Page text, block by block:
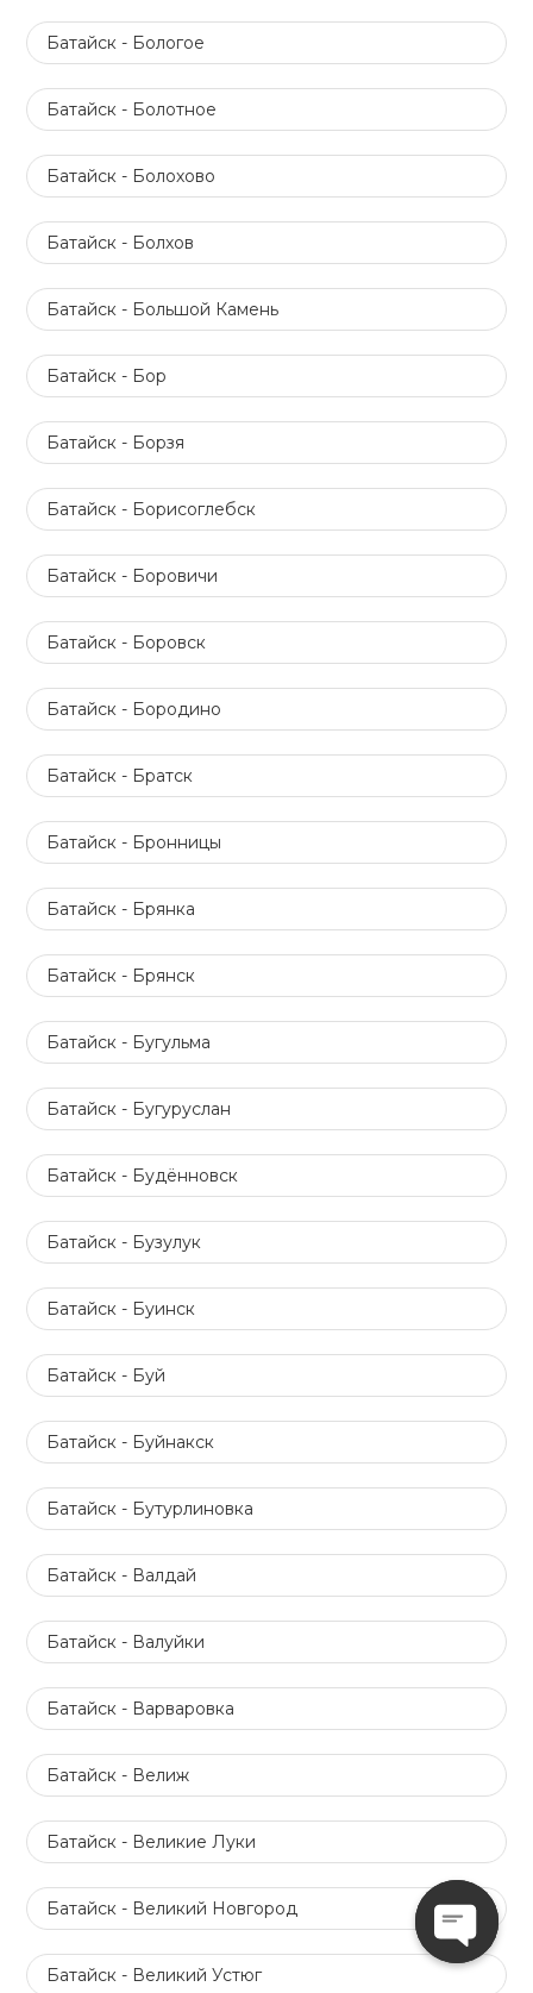
Батайск - Бологое
Батайск - Болотное
Батайск - Болохово
Батайск - Болхов
Батайск - Большой Камень
Батайск - Бор
Батайск - Борзя
Батайск - Борисоглебск
Батайск - Боровичи
Батайск - Боровск
Батайск - Бородино
Батайск - Братск
Батайск - Бронницы
Батайск - Брянка
Батайск - Брянск
Батайск - Бугульма
Батайск - Бугуруслан
Батайск - Будённовск
Батайск - Бузулук
Батайск - Буинск
Батайск - Буй
Батайск - Буйнакск
Батайск - Бутурлиновка
Батайск - Валдай
Батайск - Валуйки
Батайск - Варваровка
Батайск - Велиж
Батайск - Великие Луки
Батайск - Великий Новгород
Батайск - Великий Устюг
Open